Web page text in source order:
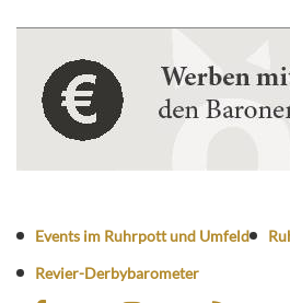
Events im Ruhrpott und Umfeld
Revier-Derbybarometer